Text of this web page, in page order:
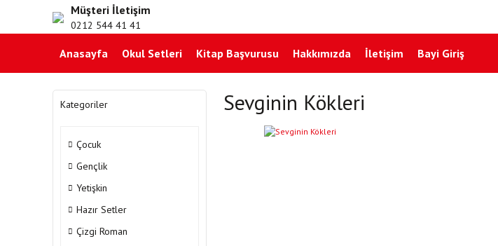
Müşteri İletişim
0212 544 41 41
Anasayfa Okul Setleri Kitap Başvurusu Hakkımızda İletişim Bayi Giriş
Kategoriler
Çocuk
Gençlik
Yetişkin
Hazır Setler
Çizgi Roman
Sevginin Kökleri